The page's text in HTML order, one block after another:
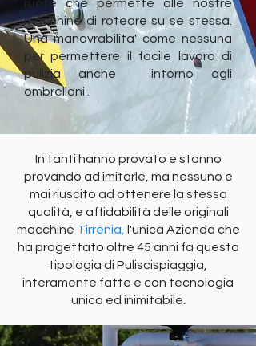
ruote che permette alle nostre
macchine di roteare su se stessa.
Una manovrabilita' come nessuna
per permettere il facile lavoro di
pulizia anche intorno agli
ombrelloni .
In tanti hanno provato e stanno
provando ad imitarle, ma nessuno è
mai riuscito ad ottenere la stessa
qualità, e affidabilità delle originali
macchine Tirrenia,
l'unica Azienda che
ha progettato oltre 45 anni fa questa
tipologia di Puliscispiaggia,
interamente fatte e con tecnologia
unica ed inimitabile.